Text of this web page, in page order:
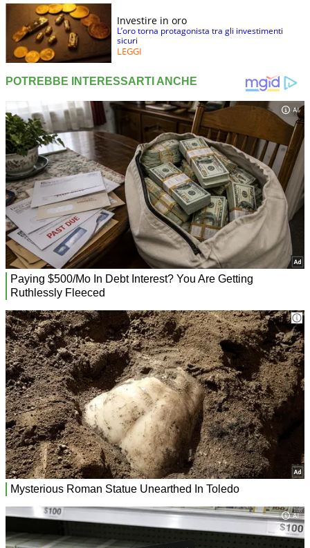
Investire in oro
L’oro torna protagonista tra gli investimenti
sicuri
LEGGI